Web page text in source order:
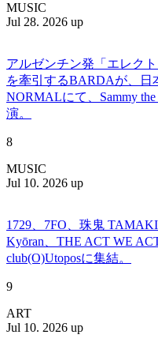
MUSIC
Jul 28. 2026 up
アルゼンチン発「エレク
を牽引するBARDAが、日
NORMALにて、Sammy
演。
8
MUSIC
Jul 10. 2026 up
1729、7FO、珠鬼
Kyōran、THE ACT WE
club(O)Utoposに集結。
9
ART
Jul 10. 2026 up